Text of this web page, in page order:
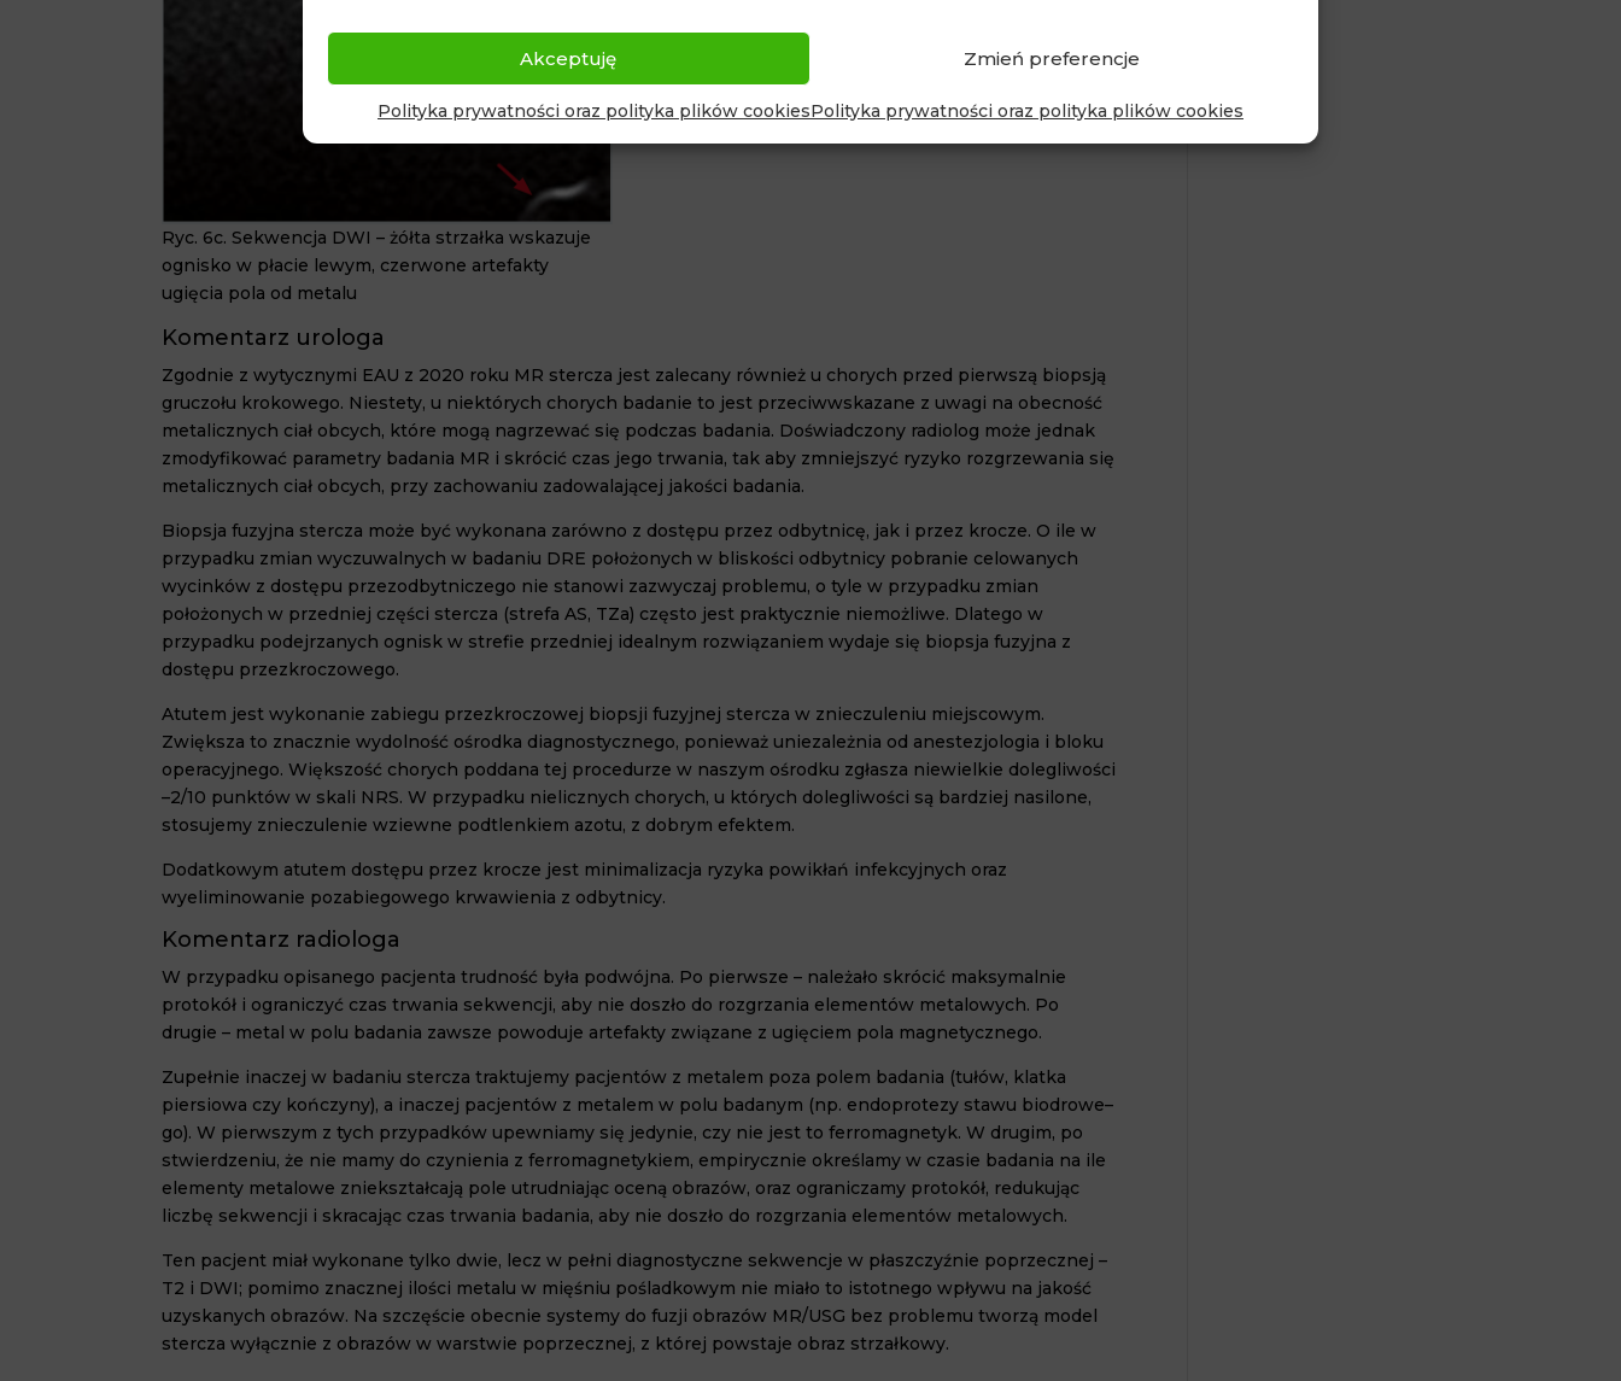
Akceptuję Zmień preferencje
Polityka prywatności oraz polityka plików cookiesPolityka prywatności oraz polityka plików cookies
Ryc. 6c.Sekwencja DWI – żółta strzałka wskazuje
ognisko w płacie lewym, czerwone artefakty
ugięcia pola od metalu
Komentarz urologa
Zgodnie z wytycznymi EAU z 2020 roku MR stercza jest zalecany również u chorych przed pierwszą biopsją
gruczołu krokowego. Niestety, u niektórych chorych badanie to jest przeciwwskazane z uwagi na obecność
metalicznych ciał obcych, które mogą nagrzewać się podczas badania. Doświadczony radiolog może jednak
zmodyfikować parametry badania MR i skrócić czas jego trwania, tak aby zmniejszyć ryzyko rozgrzewania się
metalicznych ciał obcych, przy zachowaniu zadowalającej jakości badania.
Biopsja fuzyjna stercza może być wykonana zarówno z dostępu przez odbytnicę, jak i przez krocze. O ile w
przypadku zmian wyczuwalnych w badaniu DRE położonych w bliskości odbytnicy pobranie celowanych
wycinków z dostępu przezodbytniczego nie stanowi zazwyczaj problemu, o tyle w przypadku zmian
położonych w przedniej części stercza (strefa AS, TZa) często jest praktycznie niemożliwe. Dlatego w
przypadku podejrzanych ognisk w strefie przedniej idealnym rozwiązaniem wydaje się biopsja fuzyjna z
dostępu przezkroczowego.
Atutem jest wykonanie zabiegu przezkroczowej biopsji fuzyjnej stercza w znieczuleniu miejscowym.
Zwiększa to znacznie wydolność ośrodka diagnostycznego, ponieważ uniezależnia od anestezjologia i bloku
operacyjnego. Większość chorych poddana tej procedurze w naszym ośrodku zgłasza niewielkie dolegliwości
–2/10 punktów w skali NRS. W przypadku nielicznych chorych, u których dolegliwości są bardziej nasilone,
stosujemy znieczulenie wziewne podtlenkiem azotu, z dobrym efektem.
Dodatkowym atutem dostępu przez krocze jest minimalizacja ryzyka powikłań infekcyjnych oraz
wyeliminowanie pozabiegowego krwawienia z odbytnicy.
Komentarz radiologa
W przypadku opisanego pacjenta trudność była podwójna. Po pierwsze – należało skrócić maksymalnie
protokół i ograniczyć czas trwania sekwencji, aby nie doszło do rozgrzania elementów metalowych. Po
drugie – metal w polu badania zawsze powoduje artefakty związane z ugięciem pola magnetycznego.
Zupełnie inaczej w badaniu stercza traktujemy pacjentów z metalem poza polem badania (tułów, klatka
piersiowa czy kończyny), a inaczej pacjentów z metalem w polu badanym (np. endoprotezy stawu biodrowe–
go). W pierwszym z tych przypadków upewniamy się jedynie, czy nie jest to ferromagnetyk. W drugim, po
stwierdzeniu, że nie mamy do czynienia z ferromagnetykiem, empirycznie określamy w czasie badania na ile
elementy metalowe zniekształcają pole utrudniając oceną obrazów, oraz ograniczamy protokół, redukując
liczbę sekwencji i skracając czas trwania badania, aby nie doszło do rozgrzania elementów metalowych.
Ten pacjent miał wykonane tylko dwie, lecz w pełni diagnostyczne sekwencje w płaszczyźnie poprzecznej –
T2 i DWI; pomimo znacznej ilości metalu w mięśniu pośladkowym nie miało to istotnego wpływu na jakość
uzyskanych obrazów. Na szczęście obecnie systemy do fuzji obrazów MR/USG bez problemu tworzą model
stercza wyłącznie z obrazów w warstwie poprzecznej, z której powstaje obraz strzałkowy.